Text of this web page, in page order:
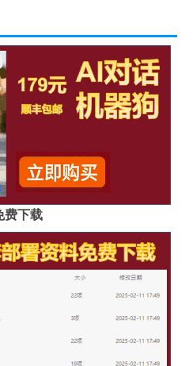
费下载